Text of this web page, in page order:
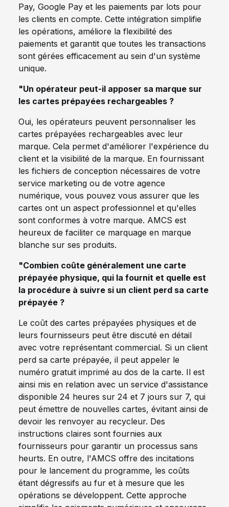
Pay, Google Pay et les paiements par lots pour
les clients en compte. Cette intégration simplifie
les opérations, améliore la flexibilité des
paiements et garantit que toutes les transactions
sont gérées efficacement au sein d'un système
unique.
"Un opérateur peut-il apposer sa marque sur
les cartes prépayées rechargeables ?
Oui, les opérateurs peuvent personnaliser les
cartes prépayées rechargeables avec leur
marque. Cela permet d'améliorer l'expérience du
client et la visibilité de la marque. En fournissant
les fichiers de conception nécessaires de votre
service marketing ou de votre agence
numérique, vous pouvez vous assurer que les
cartes ont un aspect professionnel et qu'elles
sont conformes à votre marque. AMCS est
heureux de faciliter ce marquage en marque
blanche sur ses produits.
"Combien coûte généralement une carte
prépayée physique, qui la fournit et quelle est
la procédure à suivre si un client perd sa carte
prépayée ?
Le coût des cartes prépayées physiques et de
leurs fournisseurs peut être discuté en détail
avec votre représentant commercial. Si un client
perd sa carte prépayée, il peut appeler le
numéro gratuit imprimé au dos de la carte. Il est
ainsi mis en relation avec un service d'assistance
disponible 24 heures sur 24 et 7 jours sur 7, qui
peut émettre de nouvelles cartes, évitant ainsi de
devoir les renvoyer au recycleur. Des
instructions claires sont fournies aux
fournisseurs pour garantir un processus sans
heurts. En outre, l'AMCS offre des incitations
pour le lancement du programme, les coûts
étant dégressifs au fur et à mesure que les
opérations se développent. Cette approche